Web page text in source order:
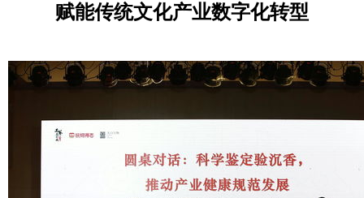
赋能传统文化产业数字化转型